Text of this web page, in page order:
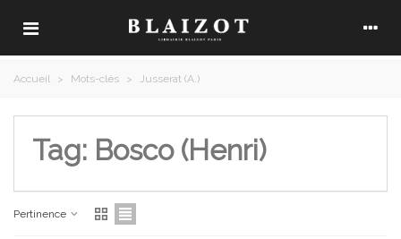
Accueil > Mots-clés > Jusserat (A.)
Tag: Bosco (Henri)
Pertinence